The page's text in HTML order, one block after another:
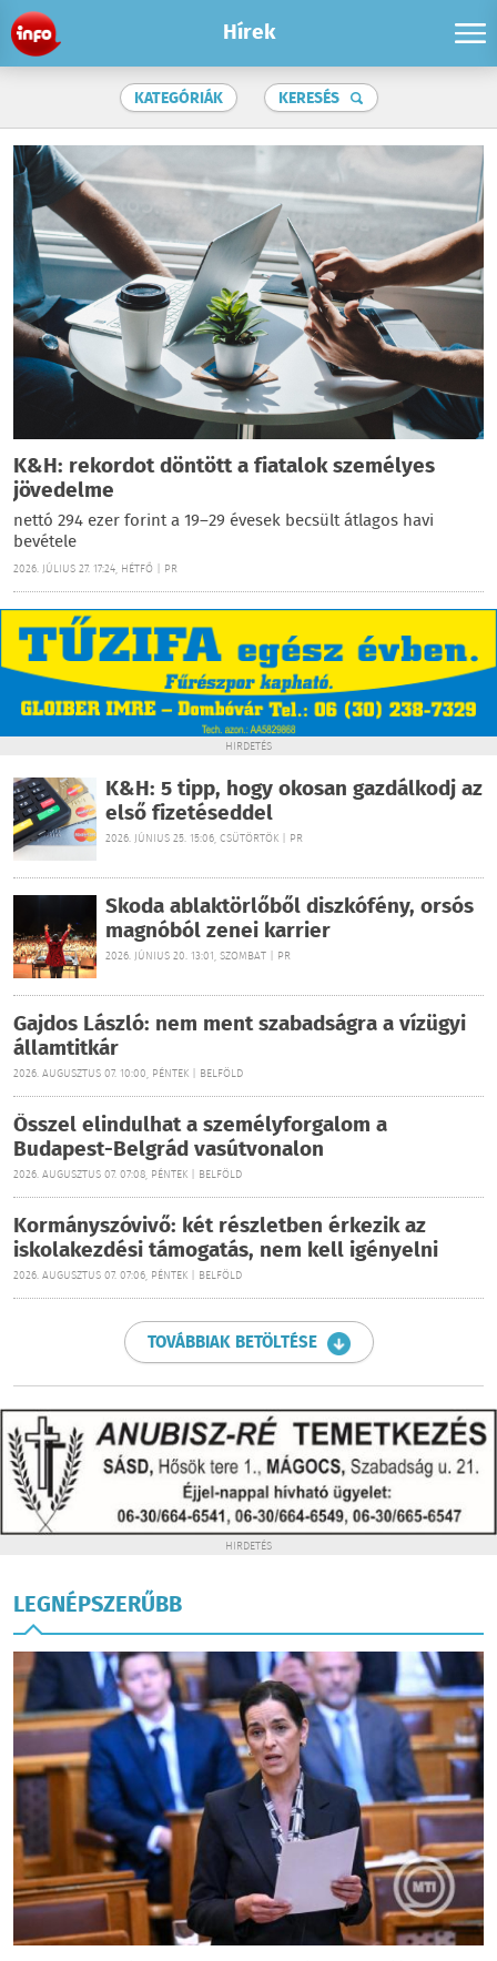
Hírek
KATEGÓRIÁK KERESÉS
K&H: rekordot döntött a fiatalok személyes
jövedelme
nettó 294 ezer forint a 19–29 évesek becsült átlagos havi
bevétele
2026. JÚLIUS 27. 17:24, HÉTFŐ | PR
HIRDETÉS
K&H: 5 tipp, hogy okosan gazdálkodj az
első fizetéseddel
2026. JÚNIUS 25. 15:06, CSÜTÖRTÖK | PR
Skoda ablaktörlőből diszkófény, orsós
magnóból zenei karrier
2026. JÚNIUS 20. 13:01, SZOMBAT | PR
Gajdos László: nem ment szabadságra a vízügyi
államtitkár
2026. AUGUSZTUS 07. 10:00, PÉNTEK | BELFÖLD
Ősszel elindulhat a személyforgalom a
Budapest-Belgrád vasútvonalon
2026. AUGUSZTUS 07. 07:08, PÉNTEK | BELFÖLD
Kormányszóvivő: két részletben érkezik az
iskolakezdési támogatás, nem kell igényelni
2026. AUGUSZTUS 07. 07:06, PÉNTEK | BELFÖLD
TOVÁBBIAK BETÖLTÉSE
HIRDETÉS
LEGNÉPSZERŰBB